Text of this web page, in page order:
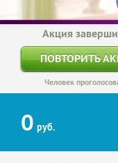
Акция
ПОВТОРИТЬ
Человек
0 руб.